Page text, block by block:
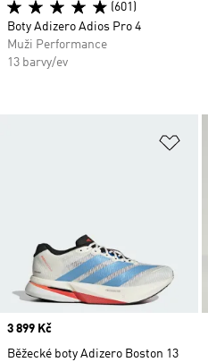
Price
3 899 Kč
Běžecké boty Adizero Boston 13
(601)
Boty Adizero Adios Pro 4
Muži Performance
13 barvy/ev